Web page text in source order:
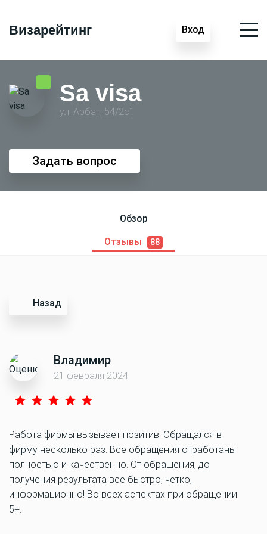
Визарейтинг Вход
Sa visa
ул. Арбат, 54/2с1
Задать вопрос
Обзор
Отзывы 88
Назад
Владимир
21 февраля 2024
Работа фирмы вызывает позитив. Обращался в
фирму несколько раз. Все обращения отработаны
полностью и качественно. От обращения, до
получения результата все быстро, четко,
информационно! Во всех аспектах при обращении
5+.